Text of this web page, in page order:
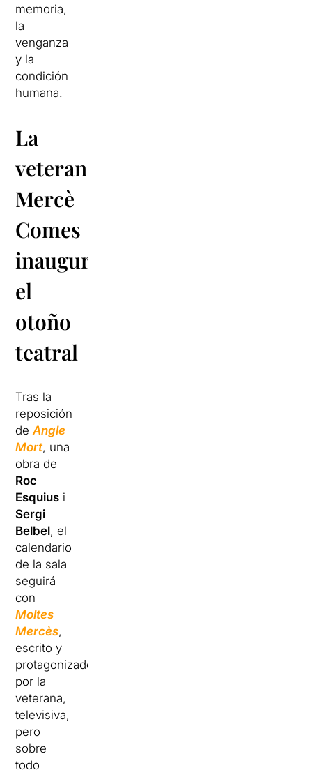
memoria,
la
venganza
y la
condición
humana.
La
veterana
Mercè
Comes
inaugura
el
otoño
teatral
Tras la
reposición
deAngle
Mort, una
obra de
Roc
Esquius i
Sergi
Belbel, el
calendario
de la sala
seguirá
con
Moltes
Mercès,
escrito y
protagonizado
por la
veterana,
televisiva,
pero
sobre
todo